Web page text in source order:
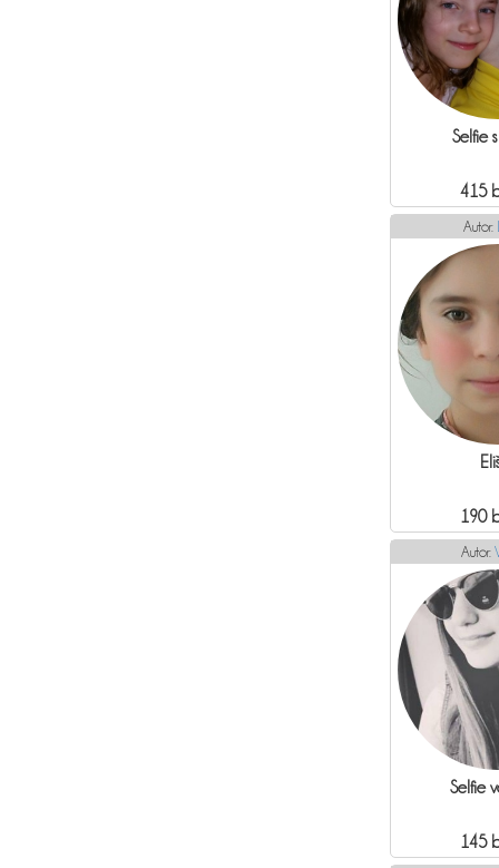
Selfie
415
Autor:
190
Autor:
Selfie
145